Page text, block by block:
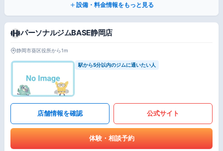
設備・料金情報をもっと見る
パーソナルジムBASE静岡店
静岡市葵区役所から1m
駅から5分以内のジムに通いたい人
店舗情報を確認 公式サイト
体験・相談予約